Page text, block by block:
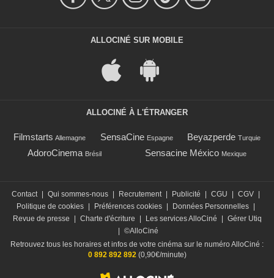
ALLOCINÉ SUR MOBILE
ALLOCINÉ À L'ÉTRANGER
Filmstarts Allemagne SensaCine Espagne Beyazperde Turquie
AdoroCinema Brésil Sensacine México Mexique
Contact | Qui sommes-nous | Recrutement | Publicité | CGU | CGV |
Politique de cookies | Préférences cookies | Données Personnelles |
Revue de presse
| Charte d'écriture | Les services AlloCiné | Gérer Utiq
| ©AlloCiné
Retrouvez tous les horaires et infos de votre cinéma sur le numéro AlloCiné :
0 892 892 892(0,90€/minute)